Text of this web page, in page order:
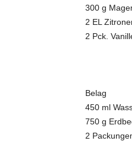
300 g
2 EL
2 Pck.
Belag
450 ml
750 g
2